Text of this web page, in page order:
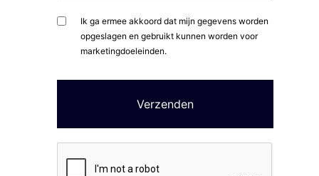
Ik ga ermee akkoord dat mijn gegevens worden
opgeslagen en gebruikt kunnen worden voor
marketingdoeleinden.